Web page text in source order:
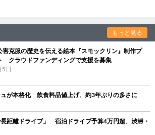
もっと見る
害克服の歴史を伝える絵本『スモックリン』制作プ
クラウドファンディングで支援を募集
日
ュが本格化 飲食料品値上げ、約3年ぶりの多さに
距離ドライブ」 宿泊ドライブ予算4万円超、渋滞・